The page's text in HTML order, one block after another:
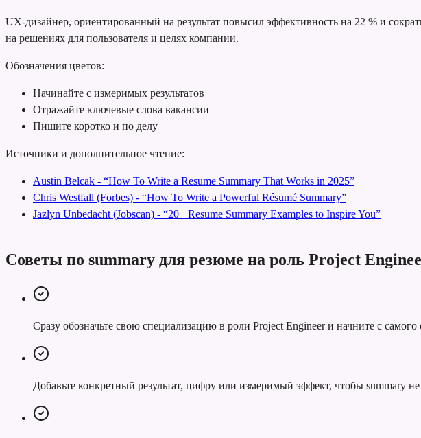
UX-дизайнер, ориентированный на результат повысил эффективность на 22 % и
на решениях для пользователя и целях компании.
Обозначения цветов:
Начинайте с измеримых результатов
Отражайте ключевые слова вакансии
Пишите коротко и по делу
Источники и дополнительное чтение:
Austin Belcak - “How To Write a Resume Summary That Works in 2025”
Chris Westfall (Forbes) - “How To Write a Powerful Résumé Summary”
Jazlyn Unbedacht (Jobscan) - “20+ Resume Summary Examples to Inspire You”
Советы по summary для резюме на роль Project
Сразу обозначьте свою специализацию в роли Project Engineer и начните с самого
Добавьте конкретный результат, цифру или измеримый эффект, чтобы summary